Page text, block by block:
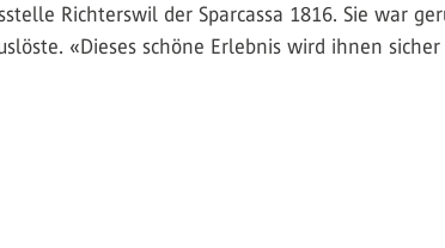
Richterswil der Sparcassa 1816. Sie war
«Dieses schöne Erlebnis wird ihnen sicher